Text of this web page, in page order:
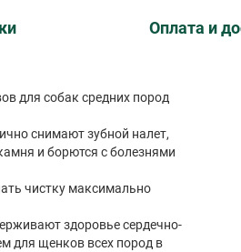
Оплата и
для собак средних пород
снимают зубной налет,
и борются с болезнями
чистку максимально
здоровье сердечно-
для щенков всех пород в